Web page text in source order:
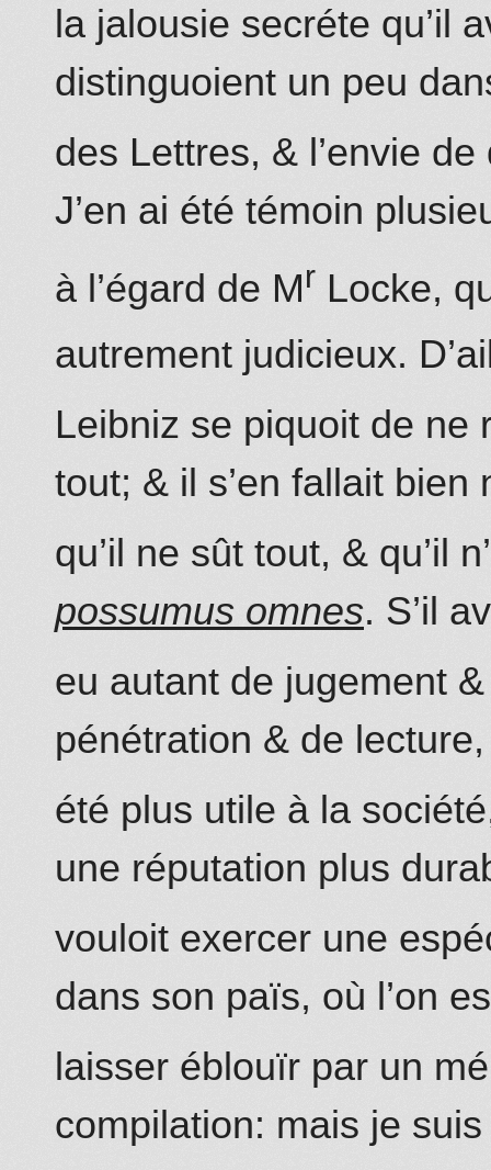
la jalousie secréte qu’il
distinguoient un peu
des Lettres, & l’envie
J’en ai été témoin
à l’égard de Mr Locke,
autrement judicieux.
Leibniz se piquoit de ne
tout; & il s’en fallait bien
qu’il ne sût tout, & qu’il
possumus omnes. S’il
eu autant de jugement
pénétration & de
été plus utile à la
une réputation plus
vouloit exercer une
dans son païs, où l’on
laisser éblouïr par un
compilation: mais je